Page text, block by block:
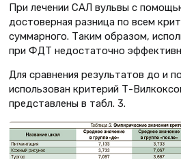
При лечении САЛ вульвы с
достоверная разница по всем
суммарного. Таким образом,
при ФДТ недостаточно
Для сравнения результатов до и
использован критерий Т-
представлены в табл. 3.